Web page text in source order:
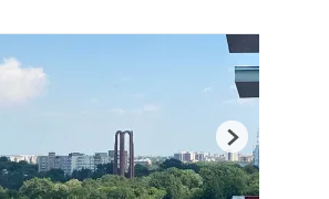
Next